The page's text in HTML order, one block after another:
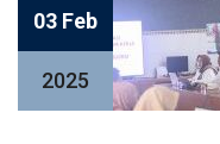
03 Feb
2025